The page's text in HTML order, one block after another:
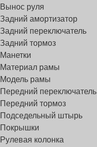
Вынос руля
Задний амортизатор
Задний переключатель
Задний тормоз
Манетки
Материал рамы
Модель рамы
Передний переключатель
Передний тормоз
Подседельный штырь
Покрышки
Рулевая колонка